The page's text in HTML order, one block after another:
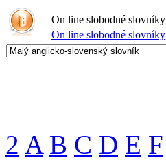
On line slobodné slovníky
On line slobodné slovníky
2 A B C D E F